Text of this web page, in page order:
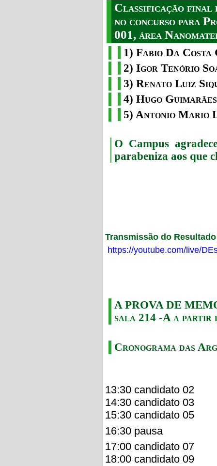
Classificação final
no concurso para
001, área
1) Fabio Da
2) Igor Tenório
3) Renato Luiz
4) Hugo
5) Antonio Mario
O Campus
parabeniza aos que
Transmissão do
https://youtube.com/live/
A PROVA DE
sala 214 -A a partir
Cronograma das
13:30 candidato 02
14:30 candidato 03
15:30 candidato 05
16:30 pausa
17:00 candidato 07
18:00 candidato 09